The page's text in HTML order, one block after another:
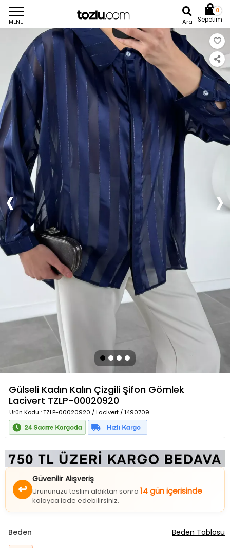
MENU Ara
0
Sepetim
Gülseli Kadın Kalın Çizgili Şifon Gömlek
Lacivert TZLP-00020920
Ürün Kodu : TZLP-00020920 / Lacivert / 1490709
↩
Güvenilir Alışveriş
Ürününüzü teslim aldıktan sonra 14 gün içerisinde
kolayca iade edebilirsiniz.
Beden Beden Tablosu